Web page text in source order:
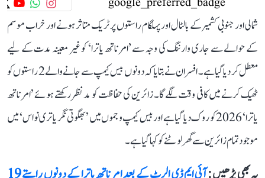
شمالی اور جنوبی کشمیر کے بالٹال اور پہلگام راستوں پر ٹریک متاثر ہونے اور خراب موسم
کے حوالے سے جاری وارننگ کی وجہ سے ’امرناتھ یاترا‘ کو غیر معینہ مدت کے لیے
معطل کر دیا گیا ہے۔ افسران نے بتایا کہ دونوں بیس کیمپ سے جانے والے 2 راستوں کو
ٹھیک کرنے میں کافی وقت لگے گا۔ زائرین کی حفاظت کو مدنظر رکھتے ہوئے ’امرناتھ
یاترا‘ 2026 کو روک دیا گیا ہے اور بیس کیمپ و جموں میں ’بھگوتی نگر یاتری نواس‘ میں
موجود تمام زائرین سے گھر لوٹنے کو کہا گیا ہے۔